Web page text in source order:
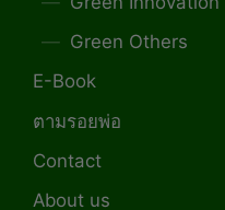
Green Others
E-Book
ตามรอยพ่อ
Contact
About us